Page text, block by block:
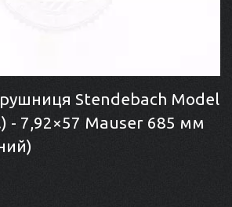
Stendebach Model
- 7,92×57 Mauser 685 мм